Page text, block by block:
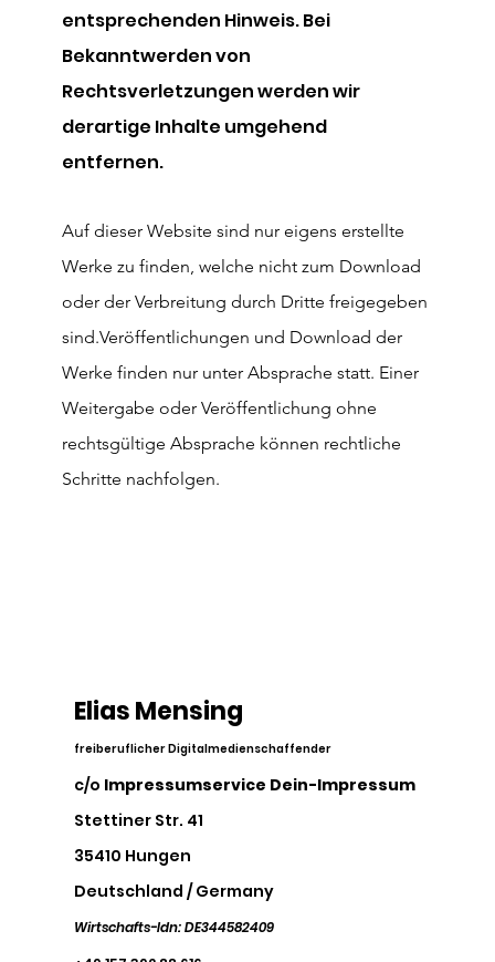
entsprechenden Hinweis. Bei
Bekanntwerden von
Rechtsverletzungen werden wir
derartige Inhalte umgehend
entfernen.
Auf dieser Website sind nur eigens erstellte
Werke zu finden, welche nicht zum Download
oder der Verbreitung durch Dritte freigegeben
sind.Veröffentlichungen und Download der
Werke finden nur unter Absprache statt. Einer
Weitergabe oder Veröffentlichung ohne
rechtsgültige Absprache können rechtliche
Schritte nachfolgen.
Elias Mensing
freiberuflicher Digitalmedienschaffender
c/o Impressumservice Dein-Impressum
Stettiner Str. 41
35410 Hungen
Deutschland / Germany
Wirtschafts-Idn: DE344582409